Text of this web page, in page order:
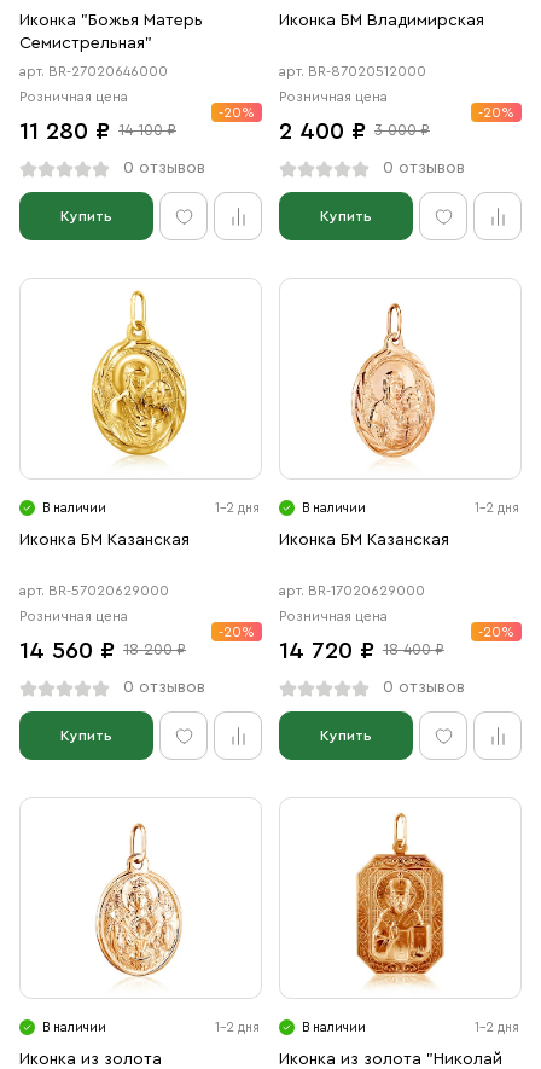
Иконка "Божья Матерь
Семистрельная"
арт. BR-27020646000
Розничная цена
11 280 ₽ 14 100 ₽
-20%
0 отзывов
Купить
Иконка БМ Владимирская
арт. BR-87020512000
Розничная цена
2 400 ₽ 3 000 ₽
-20%
0 отзывов
Купить
В наличии 1-2 дня
Иконка БМ Казанская
арт. BR-57020629000
Розничная цена
14 560 ₽ 18 200 ₽
-20%
0 отзывов
Купить
В наличии 1-2 дня
Иконка БМ Казанская
арт. BR-17020629000
Розничная цена
14 720 ₽ 18 400 ₽
-20%
0 отзывов
Купить
В наличии 1-2 дня
Иконка из золота
В наличии 1-2 дня
Иконка из золота "Николай